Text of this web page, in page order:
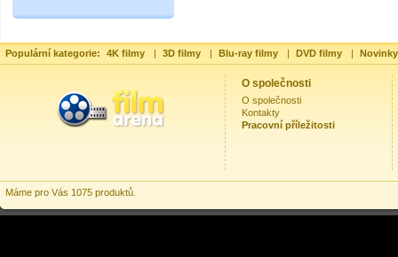
Populární kategorie: 4K filmy | 3D filmy | Blu-ray filmy | DVD filmy |
O společnosti
O společnosti
Kontakty
Pracovní příležitosti
Máme pro Vás 1075 produktů.